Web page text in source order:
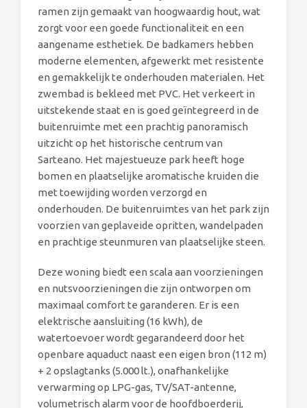
ramen zijn gemaakt van hoogwaardig hout, wat
zorgt voor een goede functionaliteit en een
aangename esthetiek. De badkamers hebben
moderne elementen, afgewerkt met resistente
en gemakkelijk te onderhouden materialen. Het
zwembad is bekleed met PVC. Het verkeert in
uitstekende staat en is goed geïntegreerd in de
buitenruimte met een prachtig panoramisch
uitzicht op het historische centrum van
Sarteano. Het majestueuze park heeft hoge
bomen en plaatselijke aromatische kruiden die
met toewijding worden verzorgd en
onderhouden. De buitenruimtes van het park zijn
voorzien van geplaveide opritten, wandelpaden
en prachtige steunmuren van plaatselijke steen.
Deze woning biedt een scala aan voorzieningen
en nutsvoorzieningen die zijn ontworpen om
maximaal comfort te garanderen. Er is een
elektrische aansluiting (16 kWh), de
watertoevoer wordt gegarandeerd door het
openbare aquaduct naast een eigen bron (112 m)
+ 2 opslagtanks (5.000 lt.), onafhankelijke
verwarming op LPG-gas, TV/SAT-antenne,
volumetrisch alarm voor de hoofdboerderij,